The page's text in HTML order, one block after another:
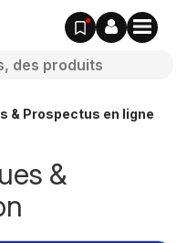
& Prospectus en ligne
&